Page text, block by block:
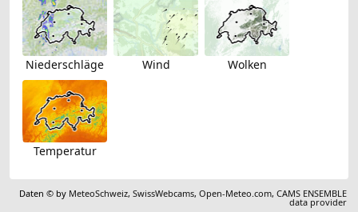
Niederschläge Wind Wolken
Temperatur
Daten © by MeteoSchweiz,SwissWebcams,Open-Meteo.com,CAMS ENSEMBLE
data provider